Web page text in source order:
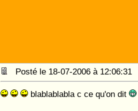
Posté le 18-07-2006 à
blablablabla c ce qu'on dit